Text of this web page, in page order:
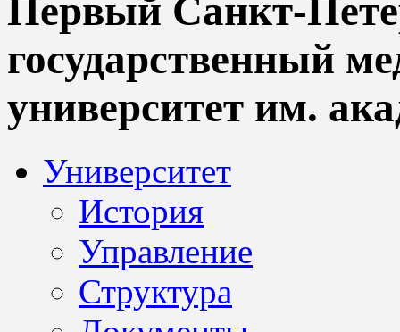
Первый Санкт-
государственный
университет им.
Университет
История
Управление
Структура